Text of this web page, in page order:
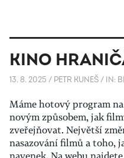
KINO
13. 8. 2025 / PETR KUNEŠ/ IN:
Máme hotový program
novým způsobem, jak
zveřejňovat. Největší
nasazování filmů a toho,